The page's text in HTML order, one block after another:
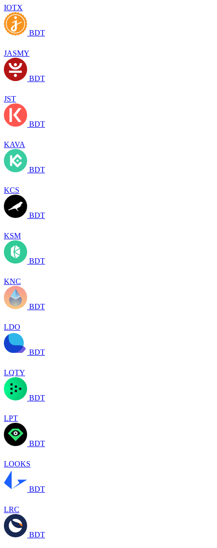
IOTX
BDT
JASMY
BDT
JST
BDT
KAVA
BDT
KCS
BDT
KSM
BDT
KNC
BDT
LDO
BDT
LQTY
BDT
LPT
BDT
LOOKS
BDT
LRC
BDT